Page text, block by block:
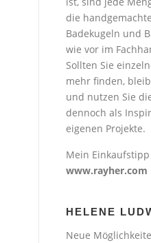
die
Badekugeln und
wie vor im
Sollten Sie
mehr finden,
und nutzen Sie
dennoch als
eigenen Projekte.
Mein
www.rayher.com
HELENE
Neue